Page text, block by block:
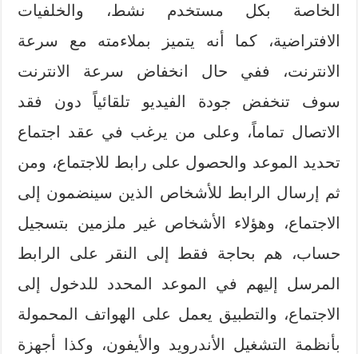
الخاصة بكل مستخدم نشط، والخلفيات
الافتراضية، كما أنه يتميز بملاءمته مع سرعة
الانترنت، ففي حال انخفاض سرعة الانترنت
سوف تنخفض جودة الفيديو تلقائياً دون فقد
الاتصال تماماً، وعلى من يرغب في عقد اجتماع
تحديد الموعد والحصول على رابط للاجتماع، ومن
ثم إرسال الرابط للأشخاص الذين سينضمون إلى
الاجتماع، وهؤلاء الأشخاص غير ملزمين بتسجيل
حساب، هم بحاجة فقط إلى النقر على الرابط
المرسل إليهم في الموعد المحدد للدخول إلى
الاجتماع، والتطبيق يعمل على الهواتف المحمولة
بأنظمة التشغيل الأندرويد والأيفون، وكذا أجهزة